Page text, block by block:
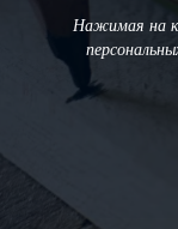
Нажимая на